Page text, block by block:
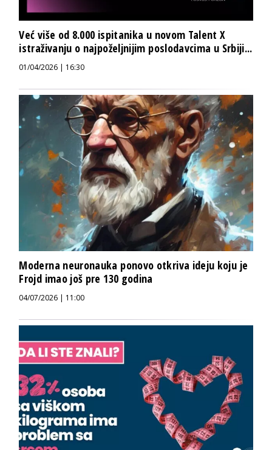
Već više od 8.000 ispitanika u novom Talent X
istraživanju o najpoželjnijim poslodavcima u Srbiji...
01/04/2026 | 16:30
Moderna neuronauka ponovo otkriva ideju koju je
Frojd imao još pre 130 godina
04/07/2026 | 11:00